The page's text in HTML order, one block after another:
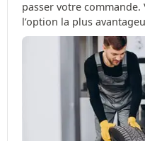
passer votre
l’option la plus